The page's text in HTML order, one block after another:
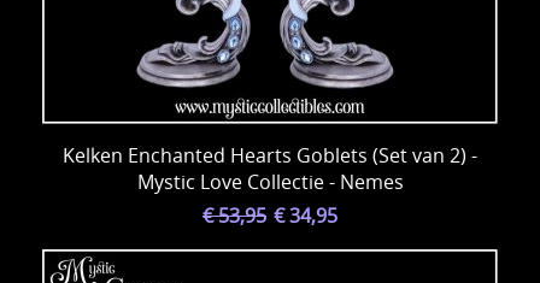
Kelken Enchanted Hearts Goblets (Set van 2) -
Mystic Love Collectie - Nemes
€ 53,95 € 34,95